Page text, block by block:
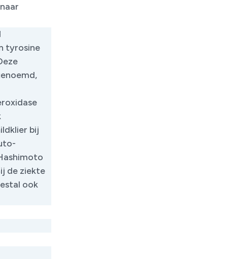
tyrosine
bij
de ziekte
ook